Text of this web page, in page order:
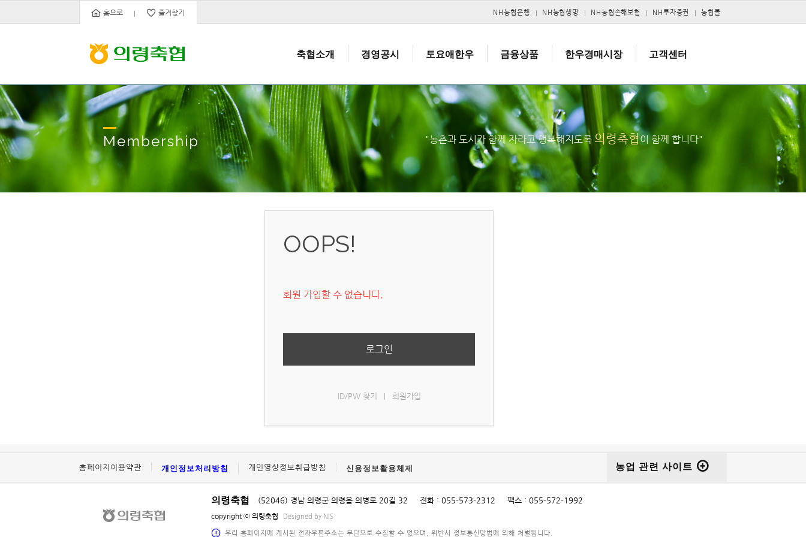
홈으로 즐겨찾기 NH농협은행 NH농협생명 NH농협손해보험 NH투자증권 농협몰
축협소개 경영공시 토요애한우 금융상품 한우경매시장 고객센터
Membership "농촌과 도시가 함께 자라고 행복해지도록 의령축협이 함께 합니다"
OOPS!
회원 가입할 수 없습니다.
로그인
ID/PW 찾기 회원가입
홈페이지이용약관 개인정보처리방침 개인영상정보취급방침 신용정보활용체제 농업 관련 사이트
의령축협 (52046) 경남 의령군 의령읍 의병로 20길 32 전화 : 055-573-2312 팩스 : 055-572-1992
copyright ⓒ 의령축협 Designed by NIS
우리 홈페이지에 게시된 전자우편주소는 무단으로 수집할 수 없으며, 위반시 정보통신망법에 의해 처벌됩니다.